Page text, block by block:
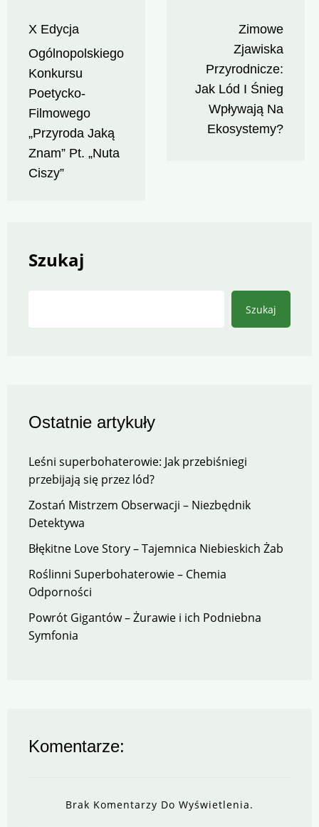
wpisu
X Edycja
Ogólnopolskiego
Konkursu
Poetycko-
Filmowego
„Przyroda Jaką
Znam” Pt. „Nuta
Ciszy”
Zimowe
Zjawiska
Przyrodnicze:
Jak Lód I Śnieg
Wpływają Na
Ekosystemy?
Szukaj
Szukaj
Ostatnie artykuły
Leśni superbohaterowie: Jak przebiśniegi
przebijają się przez lód?
Zostań Mistrzem Obserwacji – Niezbędnik
Detektywa
Błękitne Love Story – Tajemnica Niebieskich Żab
Roślinni Superbohaterowie – Chemia
Odporności
Powrót Gigantów – Żurawie i ich Podniebna
Symfonia
Komentarze:
Brak Komentarzy Do Wyświetlenia.